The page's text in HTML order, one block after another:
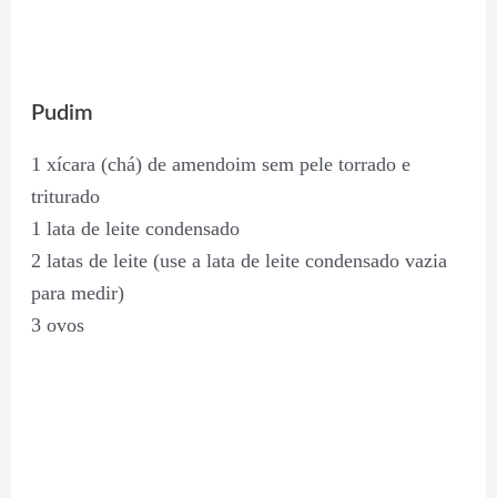
Pudim
1 xícara (chá) de amendoim sem pele torrado e
triturado
1 lata de leite condensado
2 latas de leite (use a lata de leite condensado vazia
para medir)
3 ovos